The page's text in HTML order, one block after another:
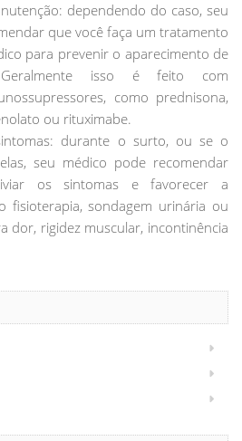
dependendo do caso, seu
que você faça um tratamento
para prevenir o aparecimento de
isso é feito com
como prednisona,
ou rituximabe.
durante o surto, ou se o
seu médico pode recomendar
os sintomas e favorecer a
fisioterapia, sondagem urinária ou
dor, rigidez muscular, incontinência